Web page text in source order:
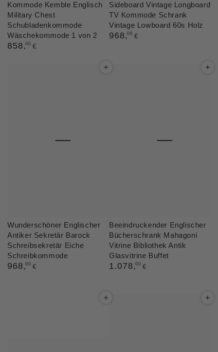
Kommode Kemble Englisch
Military Chest
Schubladenkommode
Wäschekommode 1 von 2
Regulärer
858,00 €
Sideboard Vintage Longboard
TV Kommode Schrank
Vintage Lowboard 60s Holz
Regulärer
968,00 €
Wunderschöner Englischer
Antiker Sekretär Barock
Schreibsekretär Eiche
Schreibkommode
Regulärer
968,00 €
Beeindruckender Englischer
Bücherschrank Mahagoni
Vitrine Bibliothek Antik
Glasvitrine Buffet
Regulärer
1.078,00 €